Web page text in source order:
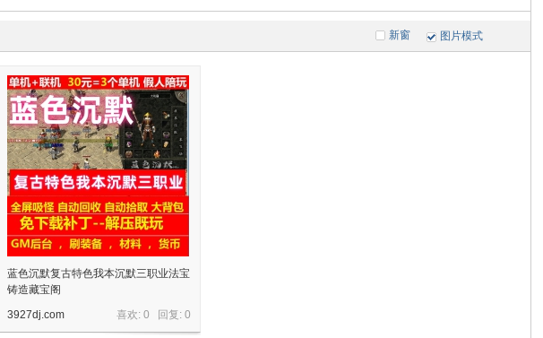
新窗 图片模式
蓝色沉默复古特色我本沉默三职业法宝
铸造藏宝阁
喜欢: 0 回复:0
3927dj.com